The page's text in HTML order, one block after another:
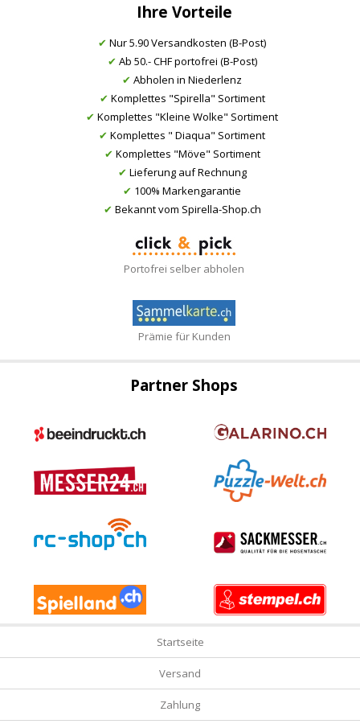
Ihre Vorteile
✔ Nur 5.90 Versandkosten (B-Post)
✔ Ab 50.- CHF portofrei (B-Post)
✔ Abholen in Niederlenz
✔ Komplettes "Spirella" Sortiment
✔ Komplettes "Kleine Wolke" Sortiment
✔ Komplettes " Diaqua" Sortiment
✔ Komplettes "Möve" Sortiment
✔ Lieferung auf Rechnung
✔ 100% Markengarantie
✔ Bekannt vom Spirella-Shop.ch
Portofrei selber abholen
Prämie für Kunden
Partner Shops
Startseite
Versand
Zahlung